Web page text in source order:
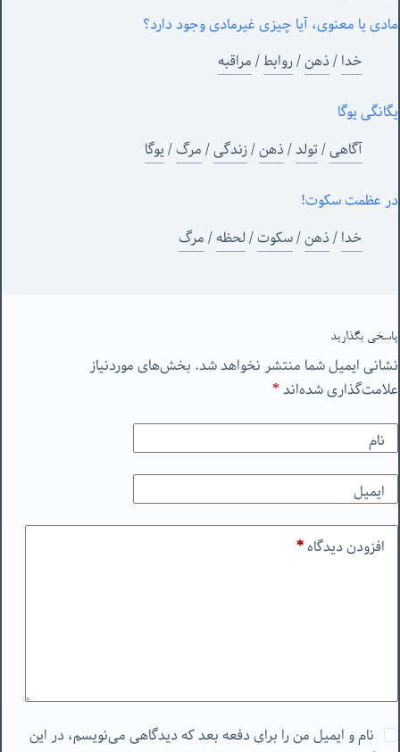
مادی یا معنوی، آیا چیزی غیرمادی وجود دارد؟
خدا/ذهن/روابط/مراقبه
یگانگی یوگا
آگاهی/تولد/ذهن/زندگی/مرگ/یوگا
در عظمت سکوت!
خدا/ذهن/سکوت/لحظه/مرگ
پاسخی بگذارید
نشانی ایمیل شما منتشر نخواهد شد. بخش‌های موردنیاز
علامت‌گذاری شده‌اند*
نام
ایمیل
افزودن دیدگاه*
نام و ایمیل من را برای دفعه بعد که دیدگاهی می‌نویسم، در این